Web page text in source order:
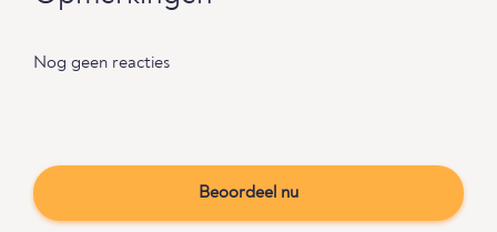
Nog geen reacties
Beoordeel nu